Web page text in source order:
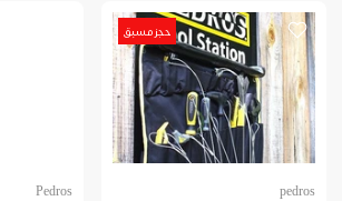
حجز مسبق
pedros
Pedros